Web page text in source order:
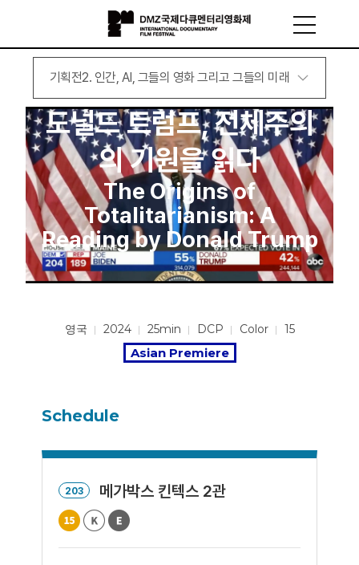
기획전2. 인간, AI, 그들의 영화 그리고 그들의 미래
도널드 트럼프, 전체주의
의 기원을 읽다
The Origins of
Totalitarianism: A
Reading by Donald Trump
영국 2024 25min DCP Color 15
Asian Premiere
Schedule
203 메가박스 킨텍스 2관